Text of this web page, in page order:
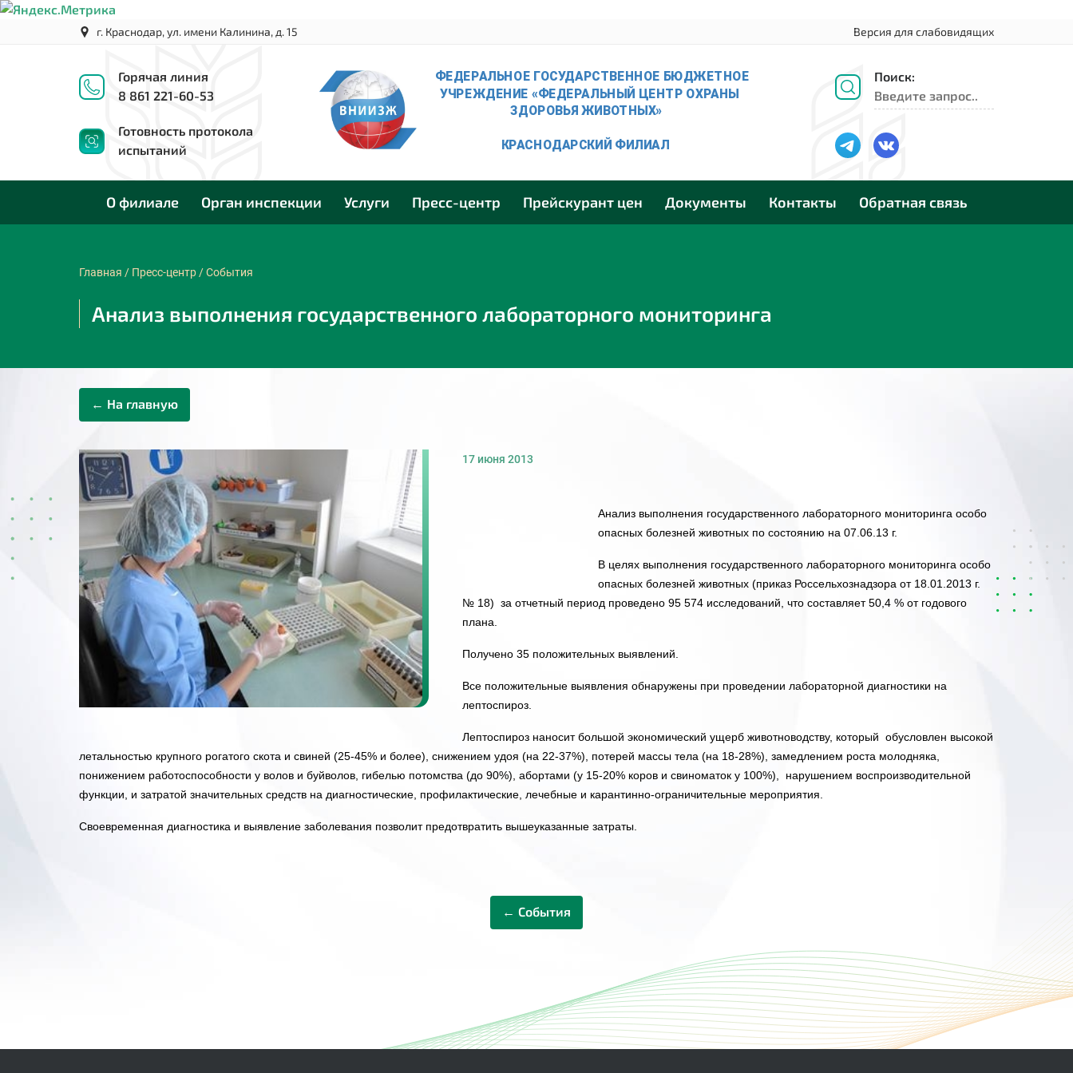
Версия для слабовидящих
г. Краснодар, ул. имени Калинина, д. 15
Горячая линия
8 861 221-60-53
Готовность протокола
испытаний
Поиск:
О филиале Орган инспекции Услуги Пресс-центр Прейскурант цен Документы Контакты Обратная связь
Главная / Пресс-центр /События
Анализ выполнения государственного лабораторного мониторинга
← На главную
17 июня 2013
Анализ выполнения государственного лабораторного мониторинга особо
опасных болезней животных по состоянию на 07.06.13 г.
В целях выполнения государственного лабораторного мониторинга особо
опасных болезней животных (приказ Россельхознадзора от 18.01.2013 г.
№ 18) за отчетный период проведено 95 574 исследований, что составляет 50,4 % от годового
плана.
Получено 35 положительных выявлений.
Все положительные выявления обнаружены при проведении лабораторной диагностики на
лептоспироз.
Лептоспироз наносит большой экономический ущерб животноводству, который обусловлен высокой
летальностью крупного рогатого скота и свиней (25-45% и более), снижением удоя (на 22-37%), потерей массы тела (на 18-28%), замедлением роста молодняка,
понижением работоспособности у волов и буйволов, гибелью потомства (до 90%), абортами (у 15-20% коров и свиноматок у 100%), нарушением воспроизводительной
функции, и затратой значительных средств на диагностические, профилактические, лечебные и карантинно-ограничительные мероприятия.
Своевременная диагностика и выявление заболевания позволит предотвратить вышеуказанные затраты.
← События